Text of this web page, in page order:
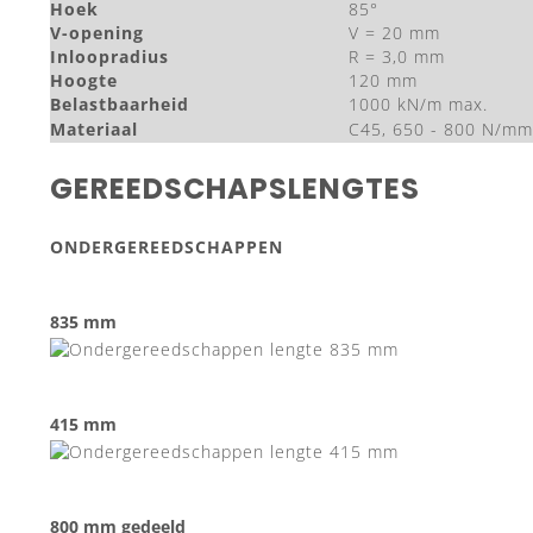
Hoek
85°
V-opening
V = 20 mm
Inloopradius
R = 3,0 mm
Hoogte
120 mm
Belastbaarheid
1000 kN/m max.
Materiaal
C45, 650 - 800 N/mm
GEREEDSCHAPSLENGTES
ONDERGEREEDSCHAPPEN
835 mm
415 mm
800 mm gedeeld